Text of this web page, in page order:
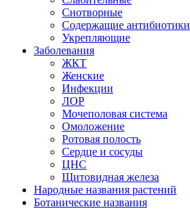
Снотворные
Содержащие антибиотики
Укрепляющие
Заболевания
ЖКТ
Женские
Инфекции
ЛОР
Мочеполовая система
Омоложение
Ротовая полость
Сердце и сосуды
ЦНС
Щитовидная железа
Народные названия растений
Ботанические названия